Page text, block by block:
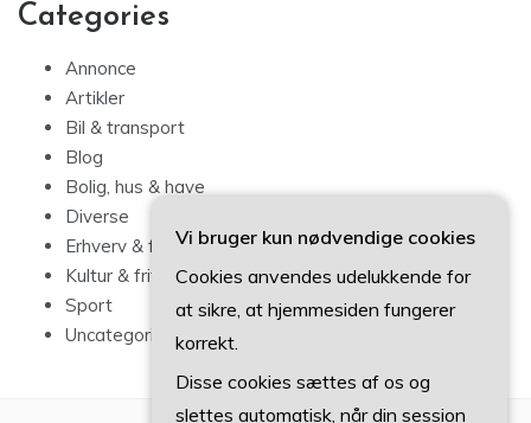
Categories
Annonce
Artikler
Bil & transport
Blog
Bolig, hus & have
Diverse
Erhverv & forbrug
Kultur & fritid
Sport
Uncategorized
Vi bruger kun nødvendige cookies
Cookies anvendes udelukkende for
at sikre, at hjemmesiden fungerer
korrekt.
Disse cookies sættes af os og
slettes automatisk, når din session